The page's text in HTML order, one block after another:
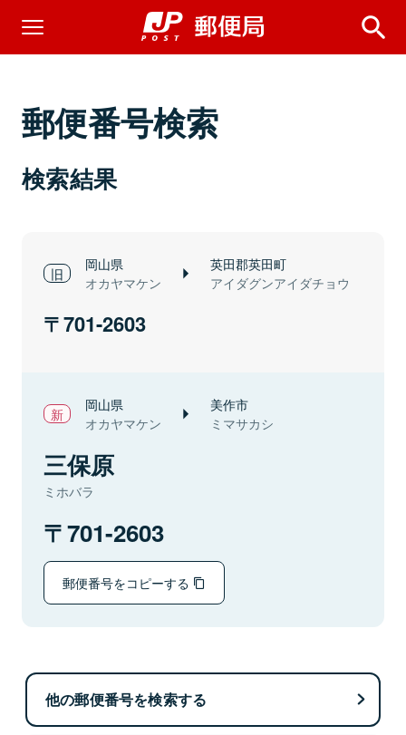
郵便番号検索
検索結果
岡山県
オカヤマケン
英田郡英田町
アイダグンアイダチョウ
701-2603
岡山県
オカヤマケン
美作市
ミマサカシ
三保原
ミホバラ
701-2603
郵便番号をコピーする
他の郵便番号を検索する